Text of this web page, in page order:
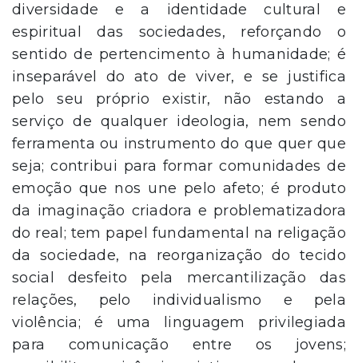
diversidade e a identidade cultural e
espiritual das sociedades, reforçando o
sentido de pertencimento à humanidade; é
inseparável do ato de viver, e se justifica
pelo seu próprio existir, não estando a
serviço de qualquer ideologia, nem sendo
ferramenta ou instrumento do que quer que
seja; contribui para formar comunidades de
emoção que nos une pelo afeto; é produto
da imaginação criadora e problematizadora
do real; tem papel fundamental na religação
da sociedade, na reorganização do tecido
social desfeito pela mercantilização das
relações, pelo individualismo e pela
violência; é uma linguagem privilegiada
para comunicação entre os jovens;